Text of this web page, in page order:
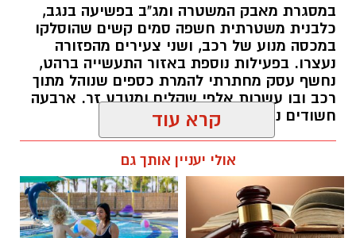
במסגרת מאבק המשטרה ומג"ב בפשיעה בנגב,
כלבנית משטרתית חשפה סמים קשים שהוסלקו
במכסה מנוע של רכב, ושני צעירים מהפזורה
נעצרו. בפעילות נוספת באזור התעשייה ברהט,
נחשף עסק מחתרתי להמרת כספים שנוהל מתוך
רכב ובו עשרות אלפי שקלים ומטבע זר. ארבעה
חשודים נעצרו בסך הכל.
קרא עוד
אולי יעניין אותך גם